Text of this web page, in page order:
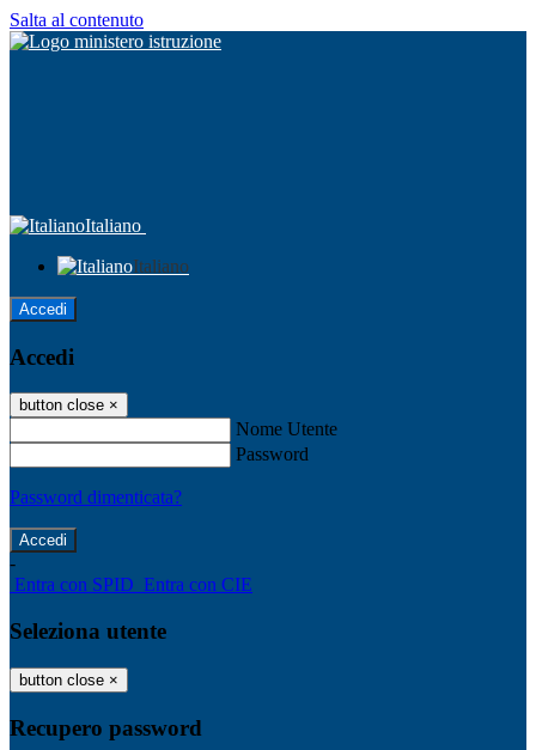
Salta al contenuto
Italiano
Italiano
Accedi
Accedi
button close ×
Nome Utente
Password
Password dimenticata?
-
Entra con SPID Entra con CIE
Seleziona utente
button close ×
Recupero password